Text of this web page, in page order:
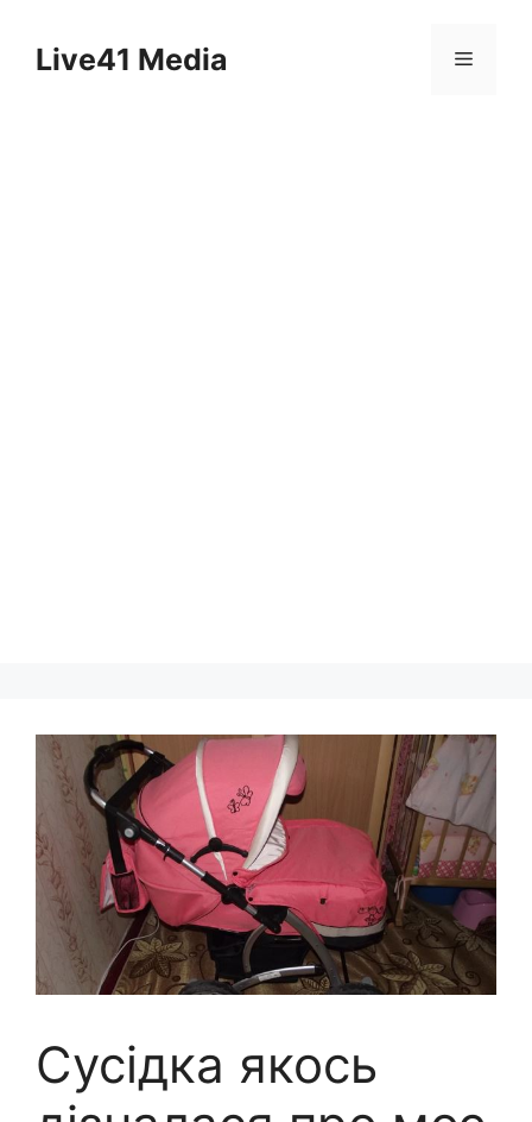
contentLive41 Media Menu
Сусідка якось